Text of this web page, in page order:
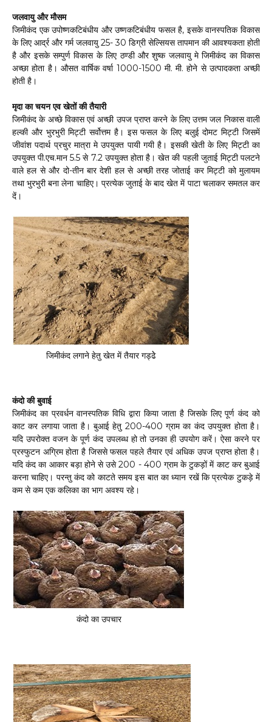
जलवायु और मौसम
जिमीकंद एक उपोष्णकटिबंधीय और उष्णकटिबंधीय फसल है, इसके वानस्पतिक विकास
के लिए आर्द्र और गर्म जलवायु 25- 30 डिग्री सेल्सियस तापमान की आवश्यकता होती
है और इसके सम्पुर्ण विकास के लिए ठण्डी और शुष्क जलवायु मे जिमीकंद का विकास
अच्छा होता है। औसत वार्षिक वर्षा 1000-1500 मी. मी. होने से उत्पादकता अच्छी
होती है।
मृदा का चयन एव खेतों की तैयारी
जिमीकंद के अच्छे विकास एवं अच्छी उपज प्राप्त करने के लिए उत्तम जल निकास वाली
हल्की और भुरभुरी मिट्टी सर्वोत्तम है। इस फसल के लिए बलुई दोमट मिट्टी जिसमें
जीवांश पदार्थ प्रचुर मात्रा मे उपयुक्त पायी गयी है। इसकी खेती के लिए मिट्टी का
उपयुक्त पी.एच.मान 5.5 से 7.2 उपयुक्त होता है। खेत की पहली जुताई मिट्टी पलटने
वाले हल से और दो-तीन बार देशी हल से अच्छी तरह जोताई कर मिट्टी को मुलायम
तथा भुरभुरी बना लेना चाहिए। प्रत्येक जुताई के बाद खेत में पाटा चलाकर समतल कर
दें।
जिमीकंद लगाने हेतु खेत में तैयार गड्ढेे
कंदो की बुवाई
जिमीकंद का प्रवर्धन वानस्पतिक विधि द्वारा किया जाता है जिसके लिए पूर्ण कंद को
काट कर लगाया जाता है। बुआई हेतु 200-400 ग्राम का कंद उपयुक्त होता है।
यदि उपरोक्त वजन के पूर्ण कंद उपलब्ध हो तो उनका ही उपयोग करें। ऐसा करने पर
प्रस्फुटन अग्रिम होता है जिससे फसल पहले तैयार एवं अधिक उपज प्राप्त होता है।
यदि कंद का आकार बड़ा होने से उसे 200 - 400 ग्राम के टुकड़ों में काट कर बुआई
करना चाहिए। परन्तु कंद को काटते समय इस बात का ध्यान रखें कि प्रत्येक टुकड़े में
कम से कम एक कलिका का भाग अवश्य रहे।
कंदो का उपचार